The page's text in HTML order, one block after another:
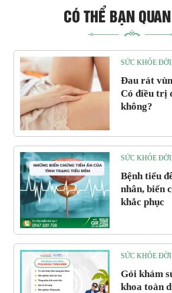
CÓ THỂ BẠN
SỨC KHỎE ĐỜI
Đau rát
Có điều trị
không?
SỨC KHỎE ĐỜI
Bệnh tiểu
nhân, biến
khắc phục
SỨC KHỎE ĐỜI
Gói khám
khoa toàn